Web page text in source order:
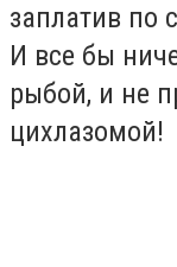
заплатив по
И все бы
рыбой, и не
цихлазомой!